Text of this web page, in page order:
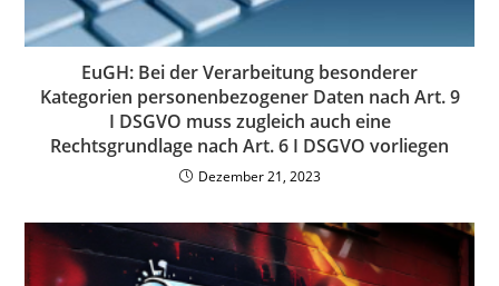
EuGH: Bei der Verarbeitung besonderer
Kategorien personenbezogener Daten nach Art. 9
I DSGVO muss zugleich auch eine
Rechtsgrundlage nach Art. 6 I DSGVO vorliegen
Dezember 21, 2023